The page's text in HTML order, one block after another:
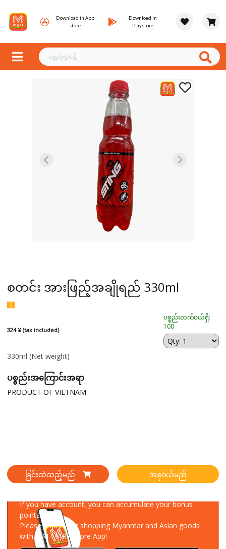
Download in App
store
Download in
Playstore
စတင်း အားဖြည့်အချိုရည် 330ml
324 ¥ (tax included)
ပစ္စည်းလက်ဝယ်ရှိ:
100
330ml (Net weight)
ပစ္စည်းအကြောင်းအရာ
PRODUCT OF VIETNAM
ခြင်းထဲထည့်မည် အခုဝယ်မည်
If you have account, you can accumulate your bonus
points!
Please enjoy your shopping Myanmar and Asian goods
with MM-MART Store App!